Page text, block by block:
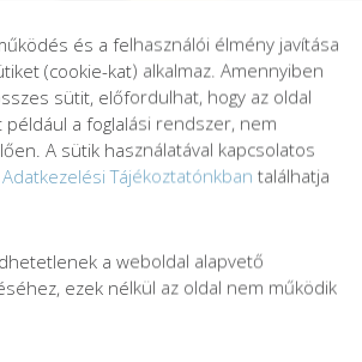
tájékoztató
tájékoztató
és a felhasználói élmény javítása
(cookie-kat) alkalmaz. Amennyiben
sütit, előfordulhat, hogy az oldal
például a foglalási rendszer, nem
A sütik használatával kapcsolatos
Adatkezelési Tájékoztatónkban találhatja
a weboldal alapvető
ezek nélkül az oldal nem működik